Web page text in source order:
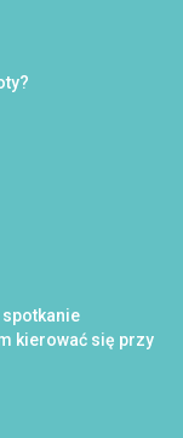
kierować się przy